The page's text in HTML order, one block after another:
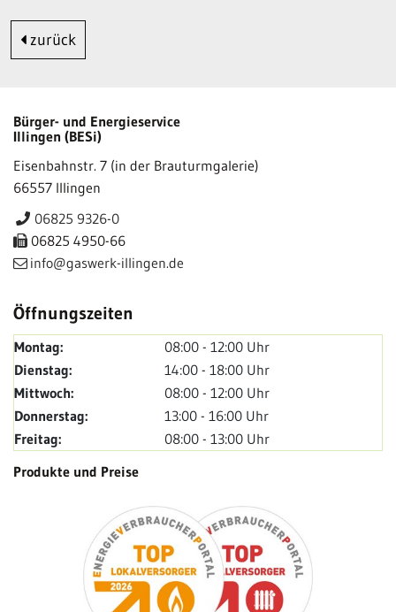
zurück
Bürger- und Energieservice
Illingen (BESi)
Eisenbahnstr. 7 (in der Brauturmgalerie)
66557 Illingen
06825 9326-0
06825 4950-66
info@gaswerk-illingen.de
Öffnungszeiten
Montag:
08:00 - 12:00 Uhr
Dienstag:
14:00 - 18:00 Uhr
Mittwoch:
08:00 - 12:00 Uhr
Donnerstag:
13:00 - 16:00 Uhr
Freitag:
08:00 - 13:00 Uhr
Produkte und Preise